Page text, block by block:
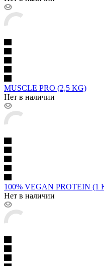
MUSCLE PRO (2,5 KG)
Нет в наличии
100% VEGAN PROTEIN (1
Нет в наличии